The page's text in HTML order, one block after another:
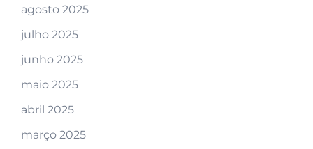
agosto 2025
julho 2025
junho 2025
maio 2025
abril 2025
março 2025